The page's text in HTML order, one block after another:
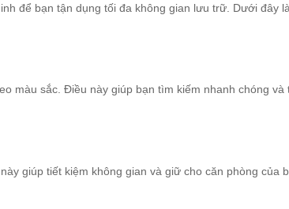
để bạn tận dụng tối đa không gian lưu trữ. Dưới đây
màu sắc. Điều này giúp bạn tìm kiếm nhanh chóng và
giúp tiết kiệm không gian và giữ cho căn phòng của